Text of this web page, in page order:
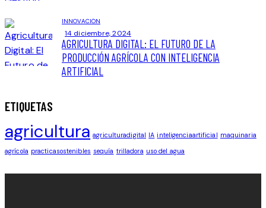
INNOVACIÓN
14 diciembre, 2024
AGRICULTURA DIGITAL: EL FUTURO DE LA
PRODUCCIÓN AGRÍCOLA CON INTELIGENCIA
ARTIFICIAL
ETIQUETAS
agricultura agriculturadigital IA inteligenciaartificial maquinaria
agrícola practicasostenibles sequía trilladora uso del agua